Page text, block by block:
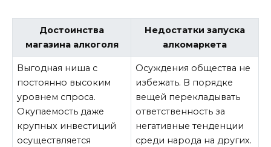
Достоинства
магазина алкоголя
Недостатки запуска
алкомаркета
Выгодная ниша с
постоянно высоким
уровнем спроса.
Окупаемость даже
крупных инвестиций
осуществляется
Осуждения общества не
избежать. В порядке
вещей перекладывать
ответственность за
негативные тенденции
среди народа на других.